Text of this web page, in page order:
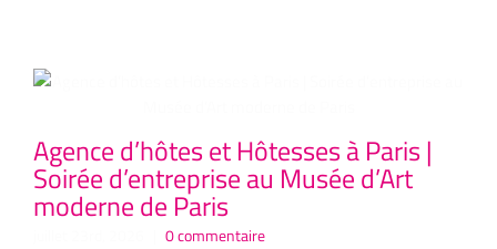
Agence d’hôtes et Hôtesses à Paris |
Soirée d’entreprise au Musée d’Art
moderne de Paris
0 commentaire